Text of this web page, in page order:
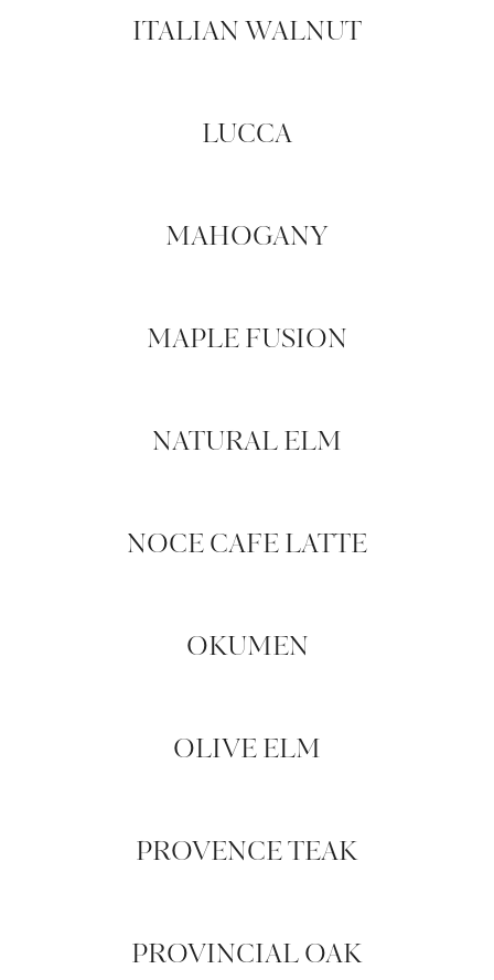
ITALIAN WALNUT
LUCCA
MAHOGANY
MAPLE FUSION
NATURAL ELM
NOCE CAFE LATTE
OKUMEN
OLIVE ELM
PROVENCE TEAK
PROVINCIAL OAK